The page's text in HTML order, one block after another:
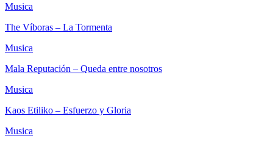
Musica
The Víboras – La Tormenta
Musica
Mala Reputación – Queda entre nosotros
Musica
Kaos Etiliko – Esfuerzo y Gloria
Musica